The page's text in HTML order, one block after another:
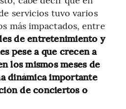
servicios tuvo varios
más impactados, entre
de entretenimiento y
pese a que crecen a
los mismos meses de
dinámica importante
de conciertos o